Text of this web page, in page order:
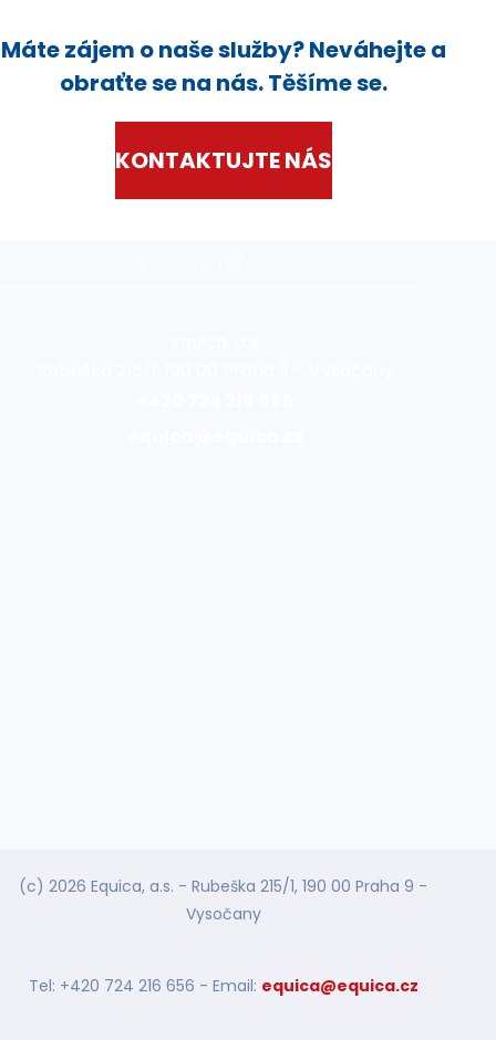
Máte zájem o naše služby? Neváhejte a
obraťte se na nás. Těšíme se.
KONTAKTUJTE NÁS
(c) 2026 Equica, a.s. - Rubeška 215/1, 190 00 Praha 9 -
Vysočany
Tel: +420 724 216 656 - Email: equica@equica.cz